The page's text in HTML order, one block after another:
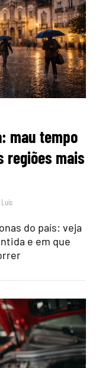
mau tempo
regiões mais
do país: veja
e em que